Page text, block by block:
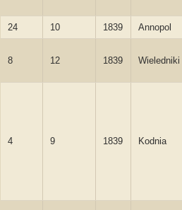
24 10 1839 Annopol
8 12 1839 Wieledniki
4 9 1839 Kodnia